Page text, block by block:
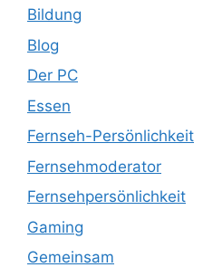
Bildung
Blog
Der PC
Essen
Fernseh-Persönlichkeit
Fernsehmoderator
Fernsehpersönlichkeit
Gaming
Gemeinsam